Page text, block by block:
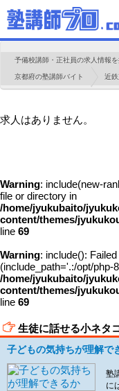
予備校講師・正社員の求人情報
京都府の塾講師バイト 近
求人はありません。
Warning: include(new-
file or directory in
/home/jyukubaito/
content/themes/
line 69
Warning: include():
(include_path='.:/opt/php-
/home/jyukubaito/
content/themes/
line 69
生徒に話せる小ネタ
子どもの気持ちが理解で
塾
に